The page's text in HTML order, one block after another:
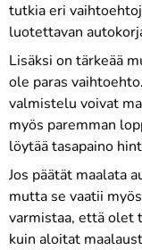
tutkia eri
luotettavan
Lisäksi on tärkeää
ole paras
valmistelu voivat
myös paremman
löytää tasapaino
Jos päätät maalata
mutta se vaatii
varmistaa, että olet
kuin aloitat